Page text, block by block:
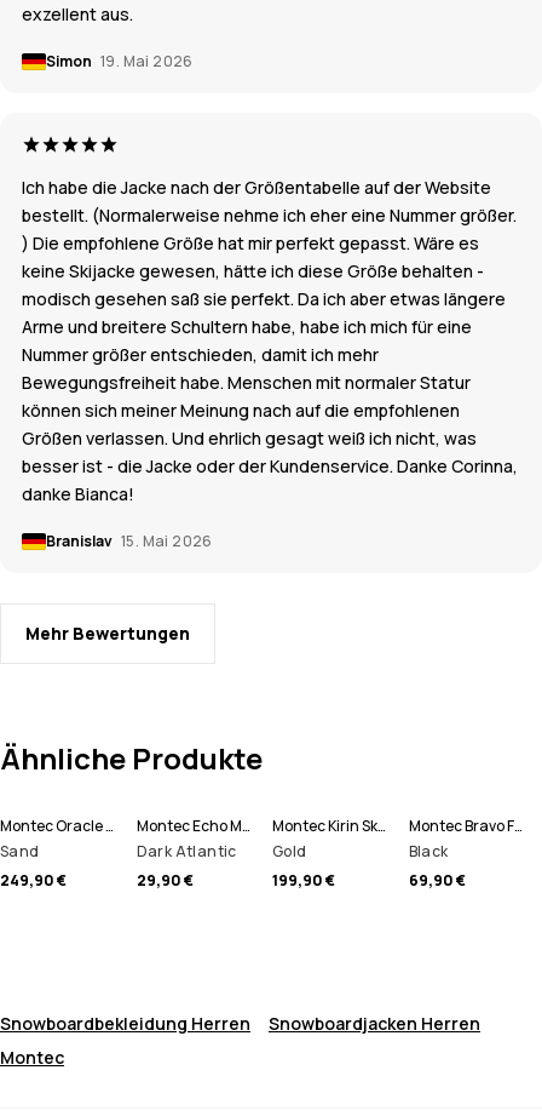
exzellent aus.
Simon 19. Mai 2026
Ich habe die Jacke nach der Größentabelle auf der Website
bestellt. (Normalerweise nehme ich eher eine Nummer größer.
) Die empfohlene Größe hat mir perfekt gepasst. Wäre es
keine Skijacke gewesen, hätte ich diese Größe behalten -
modisch gesehen saß sie perfekt. Da ich aber etwas längere
Arme und breitere Schultern habe, habe ich mich für eine
Nummer größer entschieden, damit ich mehr
Bewegungsfreiheit habe. Menschen mit normaler Statur
können sich meiner Meinung nach auf die empfohlenen
Größen verlassen. Und ehrlich gesagt weiß ich nicht, was
besser ist - die Jacke oder der Kundenservice. Danke Corinna,
danke Bianca!
Branislav 15. Mai 2026
Mehr Bewertungen
Ähnliche Produkte
Montec Oracle Skijacke Herren
Sand
249,90 €
Montec Echo Mütze
Dark Atlantic
29,90 €
Montec Kirin Skihose Herren
Gold
199,90 €
Montec Bravo Fleecepullover Herren
Black
69,90 €
Snowboardbekleidung Herren
Snowboardjacken Herren
Montec